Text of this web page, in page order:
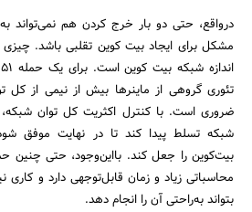
درواقع، حتی دو بار خرج کردن هم نمی‌تواند
مشکل برای ایجاد بیت کوین تقلبی باشد. چیزی
تئوری گروهی از ماینرها بیش از نیمی از کل
ضروری است. با کنترل اکثریت کل توان شبکه،
شبکه تسلط پیدا کند تا در نهایت موفق
بیت‌کوین را جعل کند. بااین‌وجود، حتی چنین
محاسباتی زیاد و زمان قابل‌توجهی دارد و
بتواند به‌راحتی آن را انجام دهد.